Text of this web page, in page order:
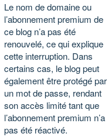
Le nom de domaine ou
l’abonnement premium de
ce blog n’a pas été
renouvelé, ce qui explique
cette interruption. Dans
certains cas, le blog peut
également être protégé par
un mot de passe, rendant
son accès limité tant que
l’abonnement premium n’a
pas été réactivé.